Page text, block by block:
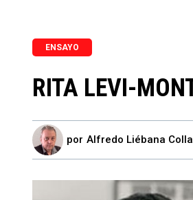
ENSAYO
RITA LEVI-
por Alfredo Liébana